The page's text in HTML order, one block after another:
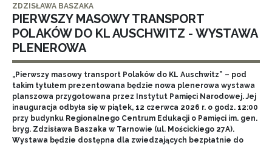
ZDZISŁAWA BASZAKA
PIERWSZY MASOWY TRANSPORT
POLAKÓW DO KL AUSCHWITZ - WYSTAWA
PLENEROWA
„Pierwszy masowy transport Polaków do KL Auschwitz” – pod
takim tytułem prezentowana będzie nowa plenerowa wystawa
planszowa przygotowana przez Instytut Pamięci Narodowej. Jej
inauguracja odbyła się w piątek, 12 czerwca 2026 r. o godz. 12:00
przy budynku Regionalnego Centrum Edukacji o Pamięci im. gen.
bryg. Zdzisława Baszaka w Tarnowie (ul. Mościckiego 27A).
Wystawa będzie dostępna dla zwiedzających bezpłatnie do